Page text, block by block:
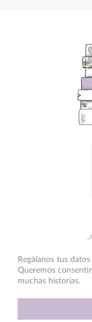
Regálanos tus
Queremos
muchas historias.